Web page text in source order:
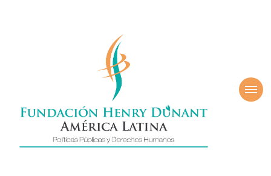
Henry
América Latina